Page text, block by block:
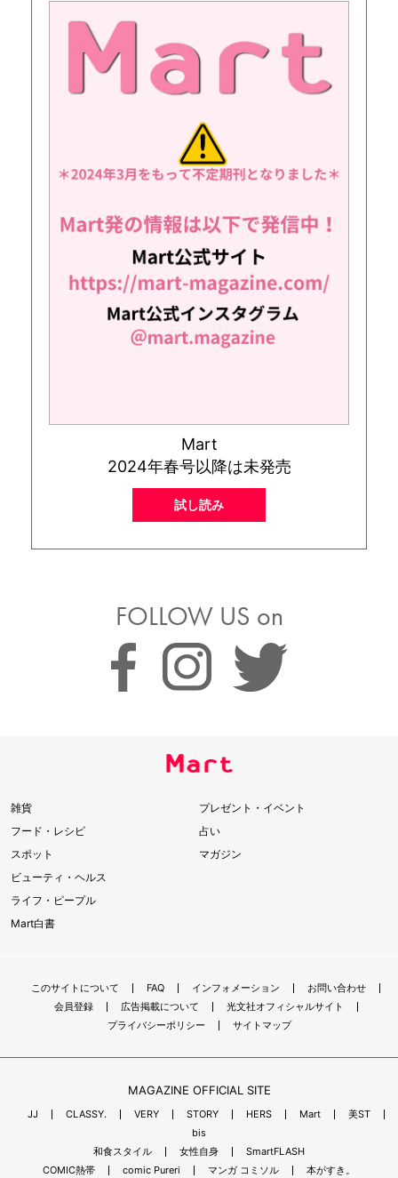
Mart
2024年春号以降は未発売
試し読み
FOLLOW US on
雑貨
フード・レシピ
スポット
ビューティ・ヘルス
ライフ・ピープル
Mart白書
プレゼント・イベント
占い
マガジン
このサイトについて FAQ インフォメーション
お問い合わせ
会員登録
広告掲載について
光文社オフィシャルサイト
プライバシーポリシー
サイトマップ
MAGAZINE OFFICIAL SITE
JJ CLASSY. VERY STORY HERS Mart
美ST
bis
和食スタイル
女性自身
SmartFLASH
COMIC熱帯
comic Pureri マンガ コミソル 本がすき。